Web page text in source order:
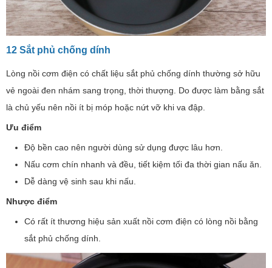
12 Sắt phủ chống dính
Lòng nồi cơm điện có chất liệu sắt phủ chống dính thường sở hữu
vẻ ngoài đen nhám sang trọng, thời thượng. Do được làm bằng sắt
là chủ yếu nên nồi ít bị móp hoặc nứt vỡ khi va đập.
Ưu điểm
Độ bền cao nên người dùng sử dụng được lâu hơn.
Nấu cơm chín nhanh và đều, tiết kiệm tối đa thời gian nấu ăn.
Dễ dàng vệ sinh sau khi nấu.
Nhược điểm
Có rất ít thương hiệu sản xuất nồi cơm điện có lòng nồi bằng
sắt phủ chống dính.